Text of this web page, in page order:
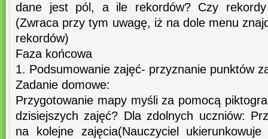
dane jest pól, a ile rekordów? Czy
(Zwraca przy tym uwagę, iż na dole menu
rekordów)
Faza końcowa
1. Podsumowanie zajęć- przyznanie punktów
Zadanie domowe:
Przygotowanie mapy myśli za pomocą
dzisiejszych zajęć? Dla zdolnych uczniów:
na kolejne zajęcia(Nauczyciel